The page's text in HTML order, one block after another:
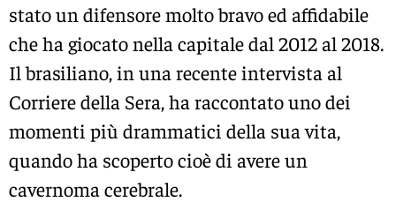
stato un difensore molto bravo ed affidabile
che ha giocato nella capitale dal 2012 al 2018.
Il brasiliano, in una recente intervista al
Corriere della Sera, ha raccontato uno dei
momenti più drammatici della sua vita,
quando ha scoperto cioè di avere un
cavernoma cerebrale.